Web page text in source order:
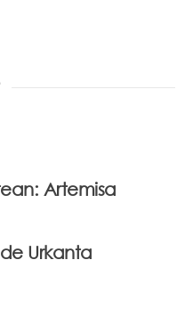
Artemisa
Urkanta